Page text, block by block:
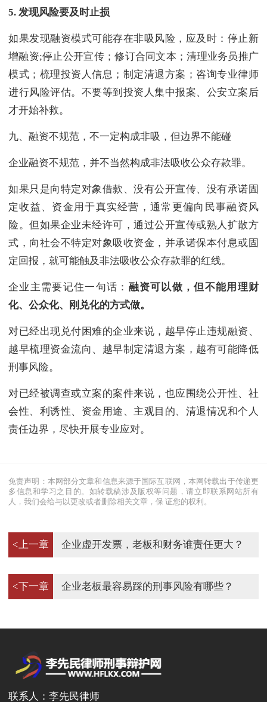
5. 发现风险要及时止损
如果发现融资模式可能存在非吸风险，应及时：停止新
增融资;停止公开宣传；修订合同文本；清理业务员推广
模式；梳理投资人信息；制定清退方案；咨询专业律师
进行风险评估。不要等到投资人集中报案、公安立案后
才开始补救。
九、融资不规范，不一定构成非吸，但边界不能碰
企业融资不规范，并不当然构成非法吸收公众存款罪。
如果只是向特定对象借款、没有公开宣传、没有承诺固
定收益、资金用于真实经营，通常更偏向民事融资风
险。但如果企业未经许可，通过公开宣传或熟人扩散方
式，向社会不特定对象吸收资金，并承诺保本付息或固
定回报，就可能触及非法吸收公众存款罪的红线。
企业主需要记住一句话： 融资可以做，但不能用理财
化、公众化、刚兑化的方式做。
对已经出现兑付困难的企业来说，越早停止违规融资、
越早梳理资金流向、越早制定清退方案，越有可能降低
刑事风险。
对已经被调查或立案的案件来说，也应围绕公开性、社
会性、利诱性、资金用途、主观目的、清退情况和个人
责任边界，尽快开展专业应对。
免责声明：本网部分文章和信息来源于国际互联网，本网转载出于传递更
多信息和学习之目的。如转载稿涉及版权等问题，请立即联系网站所有
人，我们会给与以更改或者删除相关文章，保 证您的权利。
<上一章 企业虚开发票，老板和财务谁责任更大？
<下一章 企业老板最容易踩的刑事风险有哪些？
联系人：李先民律师